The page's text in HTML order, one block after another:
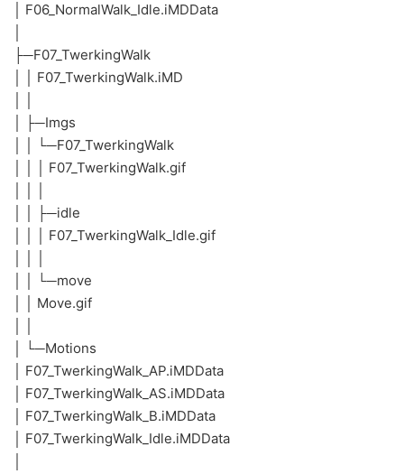
│ F06_NormalWalk_Idle.iMDData
├─F07_TwerkingWalk
│ │ F07_TwerkingWalk.iMD
│ ├─Imgs
│ │ └─F07_TwerkingWalk
│ │ │ F07_TwerkingWalk.gif
│ │ ├─idle
│ │ │ F07_TwerkingWalk_Idle.gif
│ │ └─move
│ │ Move.gif
│ └─Motions
│ F07_TwerkingWalk_AP.iMDData
│ F07_TwerkingWalk_AS.iMDData
│ F07_TwerkingWalk_B.iMDData
│ F07_TwerkingWalk_Idle.iMDData